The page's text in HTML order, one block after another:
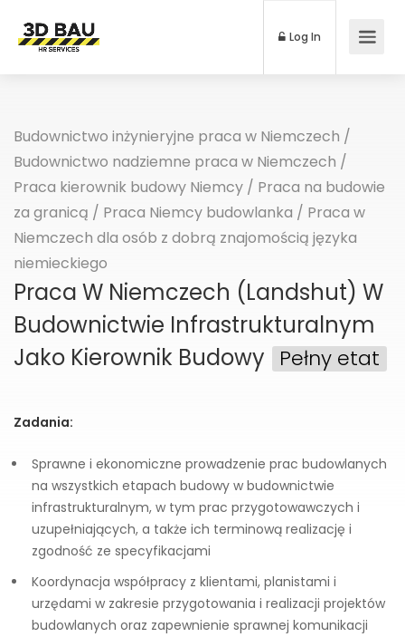
Log In
Budownictwo inżynieryjne praca w Niemczech /
Budownictwo nadziemne praca w Niemczech /
Praca kierownik budowy Niemcy / Praca na budowie
za granicą / Praca Niemcy budowlanka / Praca w
Niemczech dla osób z dobrą znajomością języka
niemieckiego
Praca W Niemczech (Landshut) W
Budownictwie Infrastrukturalnym
Jako Kierownik Budowy
Pełny etat
Zadania:
Sprawne i ekonomiczne prowadzenie prac budowlanych
na wszystkich etapach budowy w budownictwie
infrastrukturalnym, w tym prac przygotowawczych i
uzupełniających, a także ich terminową realizację i
zgodność ze specyfikacjami
Koordynacja współpracy z klientami, planistami i
urzędami w zakresie przygotowania i realizacji projektów
budowlanych oraz zapewnienie sprawnej komunikacji